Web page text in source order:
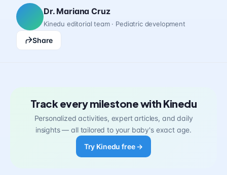
Dr. Mariana Cruz
Kinedu editorial team · Pediatric development
Share
Track every milestone with Kinedu
Personalized activities, expert articles, and daily
insights — all tailored to your baby's exact age.
Try Kinedu free →